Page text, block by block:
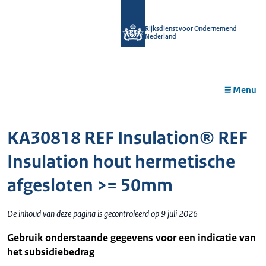
Rijksdienst voor Ondernemend
Nederland
Menu
KA30818 REF Insulation® REF
Insulation hout hermetische
afgesloten >= 50mm
De inhoud van deze pagina is gecontroleerd op 9 juli 2026
Gebruik onderstaande gegevens voor een indicatie van
het subsidiebedrag